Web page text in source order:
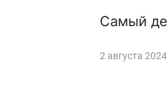
Самый
2 августа 2024